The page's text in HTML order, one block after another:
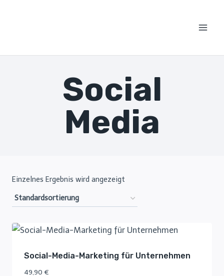
Social
Media
Einzelnes Ergebnis wird angezeigt
Social-Media-Marketing für Unternehmen
49,90 €